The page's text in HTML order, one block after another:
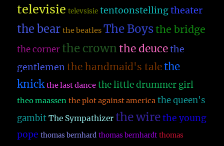
televisie televsisie tentoonstelling theater
the bear the beatles The Boysthe bridge
the corner the crown the deuce the
gentlemen the handmaid's talethe
knick the last dance the little drummer girl
theo maassen the plot against america the queen's
gambit The Sympathizer the wire the young
pope thomas bernhard thomas bernhardt thomas